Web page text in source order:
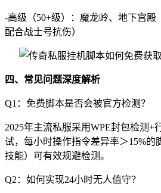
-高级（50+级）：魔龙岭、地下宫殿
配合战士号抗伤）
四、常见问题深度解析
Q1：免费脚本是否会被官方检测？
2025年主流私服采用WPE封包检测+
试，每小时操作指令差异率＞15%的
技能）可有效规避检测。
Q2：如何实现24小时无人值守？